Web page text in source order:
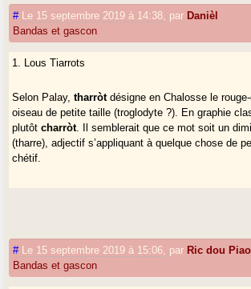
# Le 15 septembre 2019 à 14:38 par Danièl
Bandas et gascon
1. Lous Tiarrots
Selon Palay,tharròtdésigne en Chalosse le
oiseau de petite taille (troglodyte ?). En graphie
plutôtcharròt. Il semblerait que ce mot soit un
(tharre), adjectif s’appliquant à quelque chose de
chétif.
# Le 15 septembre 2019 à 15:06 par Ric dou
Bandas et gascon